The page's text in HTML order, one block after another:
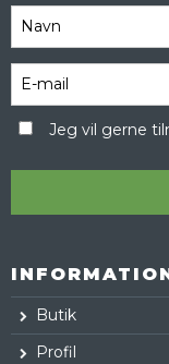
Jeg vil gerne
Butik
Profil